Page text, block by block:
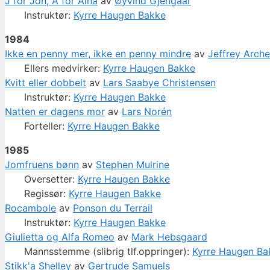
Instruktør: Kyrre Haugen Bakke
1984
Ikke en penny mer, ikke en penny mindre av Jeffrey
Ellers medvirker: Kyrre Haugen Bakke
Kvitt eller dobbelt av Lars Saabye Christensen
Instruktør: Kyrre Haugen Bakke
Natten er dagens mor av Lars Norén
Forteller: Kyrre Haugen Bakke
1985
Jomfruens bønn av Stephen Mulrine
Oversetter: Kyrre Haugen Bakke
Regissør: Kyrre Haugen Bakke
Rocambole av Ponson du Terrail
Instruktør: Kyrre Haugen Bakke
Giulietta og Alfa Romeo av Mark Hebsgaard
Mannsstemme (slibrig tlf.oppringer): Kyrre Haugen
Stikk'a Shelley av Gertrude Samuels